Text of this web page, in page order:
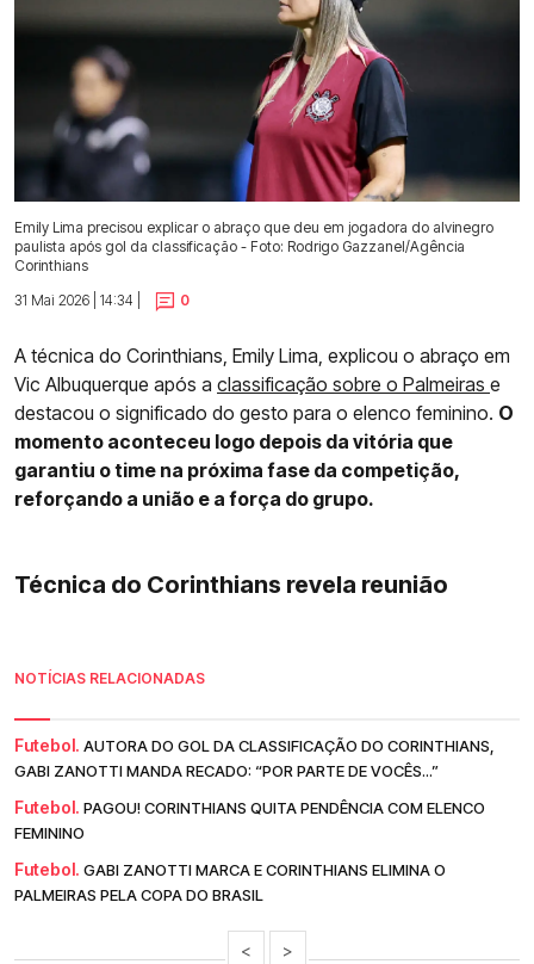
Emily Lima precisou explicar o abraço que deu em jogadora do alvinegro
paulista após gol da classificação - Foto: Rodrigo Gazzanel/Agência
Corinthians
31 Mai 2026 | 14:34 |
0
A técnica do Corinthians, Emily Lima, explicou o abraço em
Vic Albuquerque após a classificação sobre o Palmeiras e
destacou o significado do gesto para o elenco feminino. O
momento aconteceu logo depois da vitória que
garantiu o time na próxima fase da competição,
reforçando a união e a força do grupo.
Técnica do Corinthians revela reunião
NOTÍCIAS RELACIONADAS
Futebol. AUTORA DO GOL DA CLASSIFICAÇÃO DO CORINTHIANS,
GABI ZANOTTI MANDA RECADO: “POR PARTE DE VOCÊS...”
Futebol. PAGOU! CORINTHIANS QUITA PENDÊNCIA COM ELENCO
FEMININO
Futebol. GABI ZANOTTI MARCA E CORINTHIANS ELIMINA O
PALMEIRAS PELA COPA DO BRASIL
< >